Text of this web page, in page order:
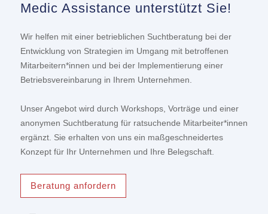
Medic Assistance unterstützt Sie!
Wir helfen mit einer betrieblichen Suchtberatung bei der
Entwicklung von Strategien im Umgang mit betroffenen
Mitarbeitern*innen und bei der Implementierung einer
Betriebsvereinbarung in Ihrem Unternehmen.
Unser Angebot wird durch Workshops, Vorträge und einer
anonymen Suchtberatung für ratsuchende Mitarbeiter*innen
ergänzt. Sie erhalten von uns ein maßgeschneidertes
Konzept für Ihr Unternehmen und Ihre Belegschaft.
Beratung anfordern